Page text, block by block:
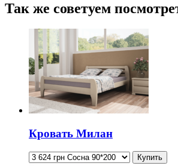
Так же советуем
Кровать Милан